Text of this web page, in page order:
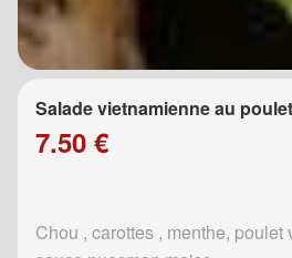
Salade vietnamienne au poulet
7.50 €
Chou , carottes , menthe, poulet